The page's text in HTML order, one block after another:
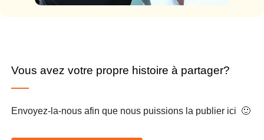
Vous avez votre propre histoire à partager?
Envoyez-la-nous afin que nous puissions la publier ici 🙂